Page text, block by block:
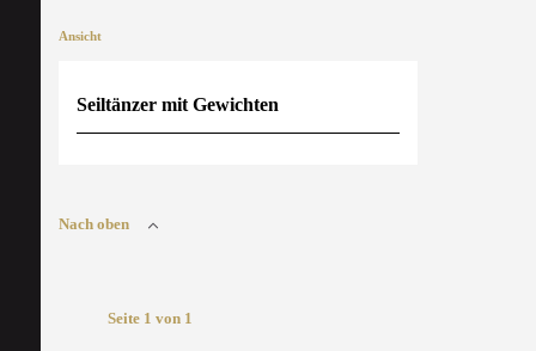
Ansicht
Seiltänzer mit Gewichten
Nach oben
Seite 1 von 1